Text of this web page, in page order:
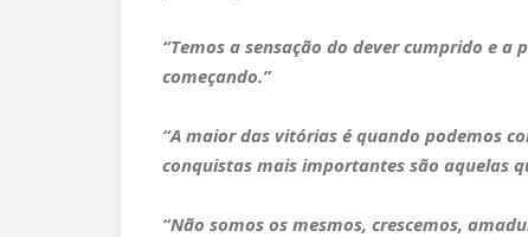
“Temos a sensação do dever cumprido e
começando.”
“A maior das vitórias é quando podemos
conquistas mais importantes são aquelas
“Não somos os mesmos, crescemos,